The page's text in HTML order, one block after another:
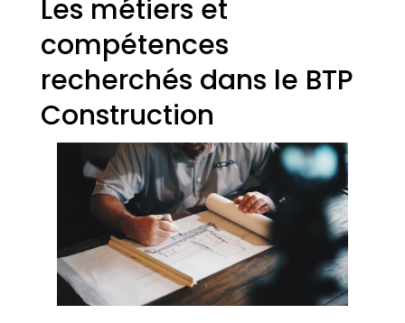
Les métiers et
compétences
recherchés dans le BTP
Construction